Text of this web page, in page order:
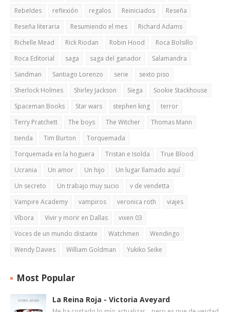
Rebeldes
reflexión regalos Reiniciados
Reseña
Reseña literaria
Resumiendo el mes
Richard Adams
Richelle Mead
Rick Riodan Robin Hood
Roca Bolsillo
Roca Editorial
saga saga del ganador
Salamandra
Sandman
Santiago Lorenzo serie
sexto piso
Sherlock Holmes
Shirley Jackson Siega
Sookie Stackhouse
Spaceman Books
Star wars stephen king
terror
Terry Pratchett
The boys The Witcher
Thomas Mann
tienda
Tim Burton
Torquemada
Torquemada en la hoguera
Tristan e Isolda
True Blood
Ucrania
Un amor Un hijo
Un lugar llamado aquí
Un secreto
Un trabajo muy sucio
v de vendetta
Vampire Academy
vampiros veronica roth
viajes
Víbora
Vivir y morir en Dallas
vixen 03
Voces de un mundo distante
Watchmen
Wendingo
Wendy Davies
William Goldman Yukiko Seike
Most Popular
La Reina Roja - Victoria Aveyard